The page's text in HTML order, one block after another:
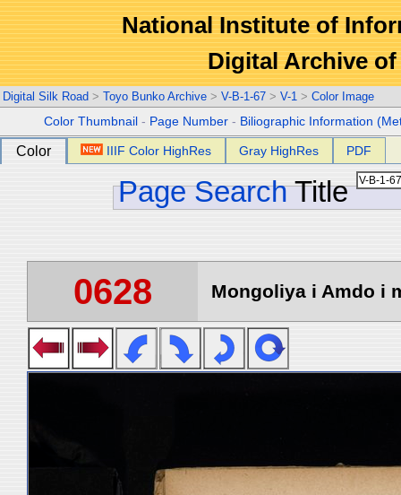
National Institute of
Digital Archive
Digital Silk Road > Toyo Bunko Archive > V-B-1-67 > V-1 > Color Image
Color Thumbnail - Page Number - Biliographic Information
Color IIIF Color HighRes Gray HighRes PDF
Page Search Title
0628 Mongoliya i Amdo i